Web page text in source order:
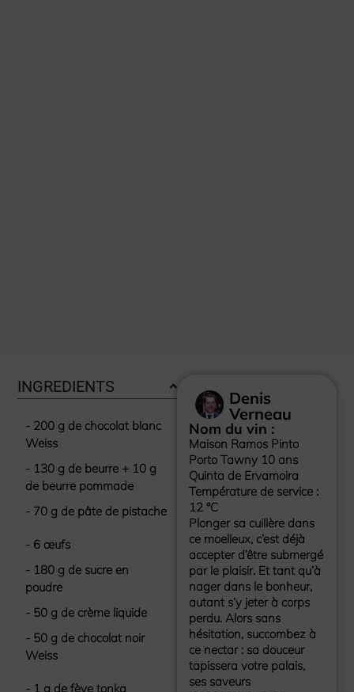
INGREDIENTS
- 200 g de chocolat blanc
Weiss
- 130 g de beurre + 10 g
de beurre pommade
- 70 g de pâte de pistache
- 6 œufs
- 180 g de sucre en
poudre
- 50 g de crème liquide
- 50 g de chocolat noir
Weiss
- 1 g de fève tonka
Denis
Verneau
Nom du vin :
Maison Ramos Pinto
Porto Tawny 10 ans
Quinta de Ervamoira
Température de service :
12 °C
Plonger sa cuillère dans
ce moelleux, c’est déjà
accepter d’être submergé
par le plaisir. Et tant qu’à
nager dans le bonheur,
autant s’y jeter à corps
perdu. Alors sans
hésitation, succombez à
ce nectar : sa douceur
tapissera votre palais,
ses saveurs